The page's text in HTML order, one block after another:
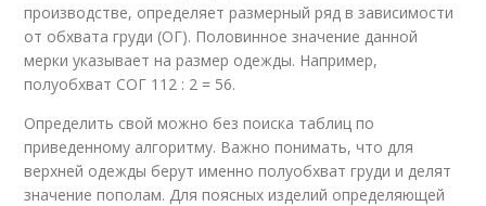
производстве, определяет размерный ряд в зависимости
от обхвата груди (ОГ). Половинное значение данной
мерки указывает на размер одежды. Например,
полуобхват СОГ 112 : 2 = 56.
Определить свой можно без поиска таблиц по
приведенному алгоритму. Важно понимать, что для
верхней одежды берут именно полуобхват груди и делят
значение пополам. Для поясных изделий определяющей